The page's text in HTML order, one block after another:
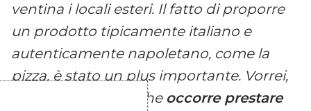
ventina i locali esteri. Il fatto di proporre
un prodotto tipicamente italiano e
autenticamente napoletano, come la
pizza, è stato un plus importante. Vorrei,
però, sottolineare che occorre prestare